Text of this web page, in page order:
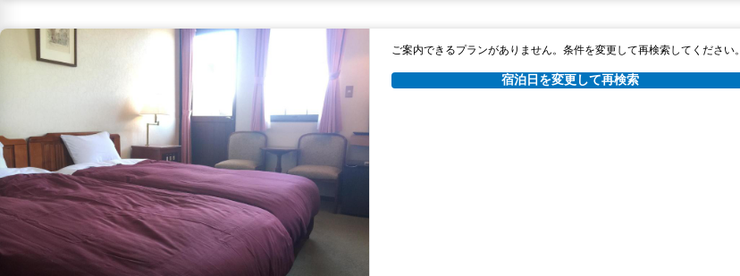
ご案内できるプランがありません。条件を変更して再検索してください。
宿泊日を変更して再検索